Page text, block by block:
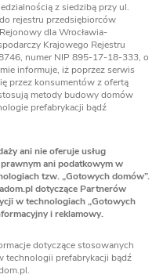
z siedzibą przy ul.
rejestru przedsiębiorców
dla Wrocławia-
Krajowego Rejestru
numer NIP 895-17-18-333, o
informuje, iż poprzez serwis
przez konsumentów z ofertą
metody budowy domów
prefabrykacji bądź
ani nie oferuje usług
ani podatkowym w
tzw. „Gotowych domów”.
dotyczące Partnerów
w technologiach „Gotowych
i reklamowy.
dotyczące stosowanych
technologii prefabrykacji bądź